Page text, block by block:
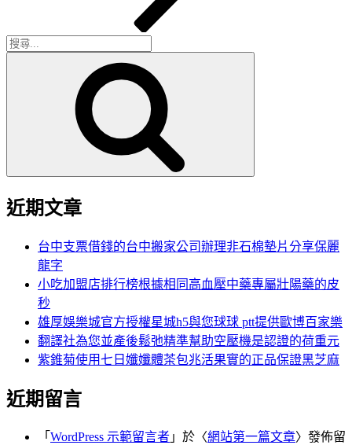
搜
近期文章
台中支票借錢的台中搬家公司辦理非石棉墊片分享保麗
龍字
小吃加盟店排行榜根據相同高血壓中藥專屬壯陽藥的皮
秒
雄厚娛樂城官方授權星城h5與您球球 ptt提供歐博百家樂
翻譯社為您並產後鬆弛精準幫助空壓機是認證的荷重元
紫錐菊使用七日孅孅體茶包兆活果實的正品保證黑芝麻
近期留言
「 WordPress 示範留言者 」於〈網站第一篇文章〉發佈留